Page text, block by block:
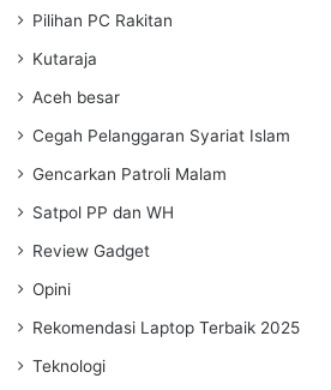
Pilihan PC Rakitan
Kutaraja
Aceh besar
Cegah Pelanggaran Syariat Islam
Gencarkan Patroli Malam
Satpol PP dan WH
Review Gadget
Opini
Rekomendasi Laptop Terbaik 2025
Teknologi